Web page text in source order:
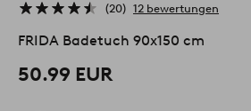
20 12 bewertungen
FRIDA Badetuch 90x150 cm
50.99 EUR